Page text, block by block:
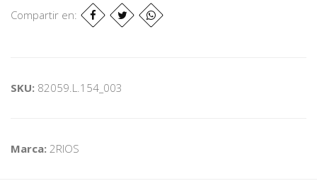
Compartir en:
SKU: 82059.L.154_003
Marca: 2RIOS